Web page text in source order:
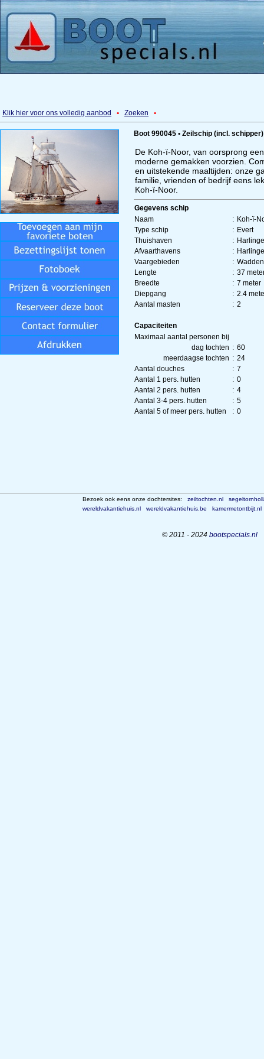
Klik hier voor ons volledig aanbod • Zoeken •
Boot 990045 • Zeilschip (incl.
De Koh-ï-Noor, van oorsprong
moderne gemakken voorzien.
en uitstekende maaltijden: onze
familie, vrienden of bedrijf eens
Koh-ï-Noor.
Gegevens schip
Naam
: Koh-ï-
Type schip
: Evert
Thuishaven
:
Afvaarthavens
:
Vaargebieden
:
Lengte
: 37
Breedte
: 7 meter
Diepgang
: 2.4
Aantal masten
: 2
Capaciteiten
Maximaal aantal personen bij
dag tochten : 60
meerdaagse tochten : 24
Aantal douches
: 7
Aantal 1 pers. hutten
: 0
Aantal 2 pers. hutten
: 4
Aantal 3-4 pers. hutten
: 5
Aantal 5 of meer pers. hutten
: 0
Bezoek ook eens onze dochtersites: zeiltochten.nl
wereldvakantiehuis.nl
wereldvakantiehuis.be kamermetontbijt.nl
© 2011 - 2024 bootspecials.nl